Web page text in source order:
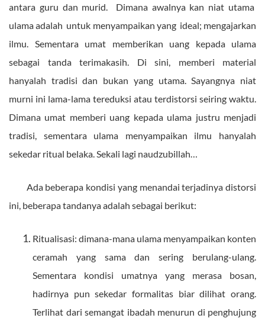
antara guru dan murid. Dimana awalnya kan niat utama
ulama adalah untuk menyampaikan yang ideal; mengajarkan
ilmu. Sementara umat memberikan uang kepada ulama
sebagai tanda terimakasih. Di sini, memberi material
hanyalah tradisi dan bukan yang utama. Sayangnya niat
murni ini lama-lama tereduksi atau terdistorsi seiring waktu.
Dimana umat memberi uang kepada ulama justru menjadi
tradisi, sementara ulama menyampaikan ilmu hanyalah
sekedar ritual belaka. Sekali lagi naudzubillah…
Ada beberapa kondisi yang menandai terjadinya distorsi
ini, beberapa tandanya adalah sebagai berikut:
Ritualisasi: dimana-mana ulama menyampaikan konten
ceramah yang sama dan sering berulang-ulang.
Sementara kondisi umatnya yang merasa bosan,
hadirnya pun sekedar formalitas biar dilihat orang.
Terlihat dari semangat ibadah menurun di penghujung